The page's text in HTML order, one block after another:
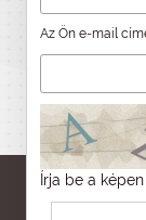
Az Ön e-mail
Írja be a